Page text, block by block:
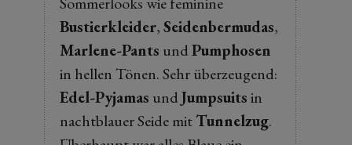
Bustierkleider,Seidenbermudas,
Marlene-Pants undPumphosen
in hellen Tönen. Sehr überzeugend:
Edel-Pyjamas undJumpsuitsin
nachtblauer Seide mitTunnelzug.